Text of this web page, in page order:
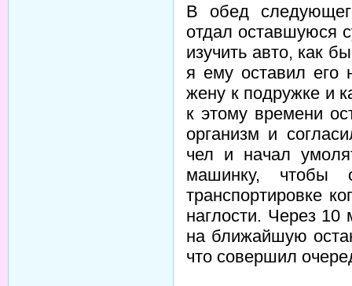
В обед
отдал оставшуюся
изучить авто, как
я ему оставил его
жену к подружке и
к этому времени
организм и
чел и начал
машинку, чтобы
транспортировке
наглости. Через
на ближайшую
что совершил